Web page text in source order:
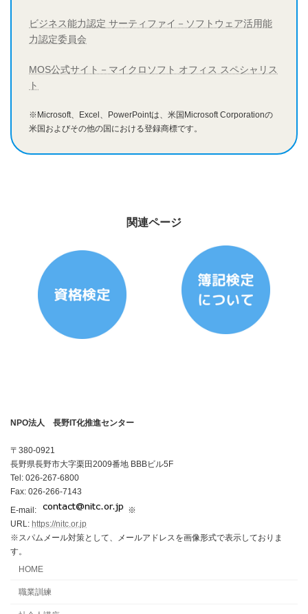
ビジネス能力認定 サーティファイ－ソフトウェア活用能
力認定委員会
MOS公式サイト－マイクロソフト オフィス スペシャリス
ト
※Microsoft、Excel、PowerPointは、米国Microsoft Corporationの
米国およびその他の国における登録商標です。
関連ページ
NPO法人 長野IT化推進センター
〒380-0921
長野県長野市大字栗田2009番地 BBBビル5F
Tel: 026-267-6800
Fax: 026-266-7143
E-mail:
※
URL: https://nitc.or.jp
※スパムメール対策として、メールアドレスを画像形式で表示しておりま
す。
HOME
職業訓練